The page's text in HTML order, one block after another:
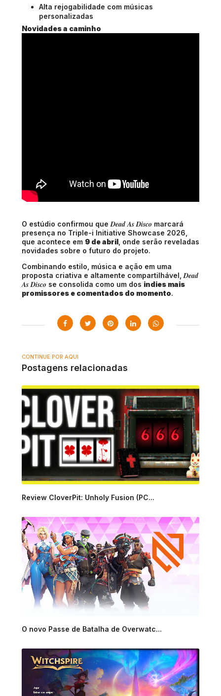
Alta rejogabilidade com músicas
personalizadas
Novidades a caminho
O estúdio confirmou que Dead As Disco marcará
presença no Triple-i Initiative Showcase 2026
que acontece em 9 de abril , onde serão reveladas
novidades sobre o futuro do projeto.
Combinando estilo, música e ação em uma
proposta criativa e altamente compartilhável, Dead
As Disco se consolida como um dos indies mais
promissores e comentados do momento.
CONTINUE POR AQUI
Postagens relacionadas
Review CloverPit: Unholy Fusion (PC...
O novo Passe de Batalha de Overwatc...